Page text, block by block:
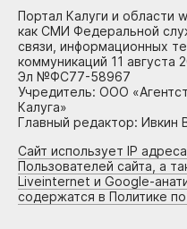
Портал Калуги и области
как СМИ Федеральной
связи, информационных
коммуникаций 11 августа
Эл №ФС77-58967
Учредитель: ООО
Калуга»
Главный редактор: Ивкин
Сайт использует IP
Пользователей сайта, а
Liveinternet и Google-
содержатся в Политике